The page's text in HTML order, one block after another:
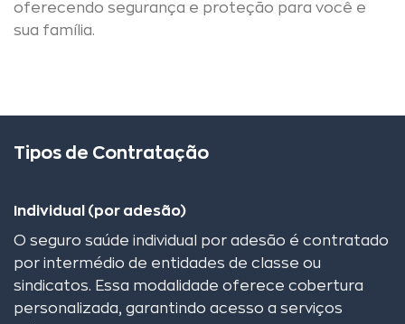
oferecendo segurança e proteção para você e
sua família.
Tipos de Contratação
Individual (por adesão)
O seguro saúde individual por adesão é contratado
por intermédio de entidades de classe ou
sindicatos. Essa modalidade oferece cobertura
personalizada, garantindo acesso a serviços